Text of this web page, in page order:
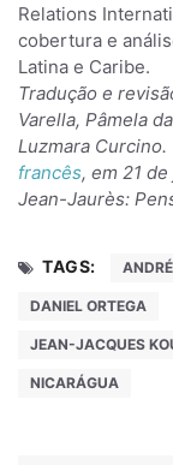
Relations
cobertura e
Latina e Caribe.
Tradução e
Varella, Pâmela
Luzmara
francês, em 21
Jean-Jaurès:
TAGS:
DANIEL ORTEGA
JEAN-JACQUES
NICARÁGUA